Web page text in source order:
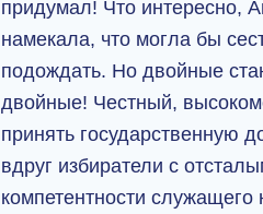
придумал! Что интересно,
намекала, что могла бы
подождать. Но двойные
двойные! Честный,
принять государственную
вдруг избиратели с
компетентности служащего